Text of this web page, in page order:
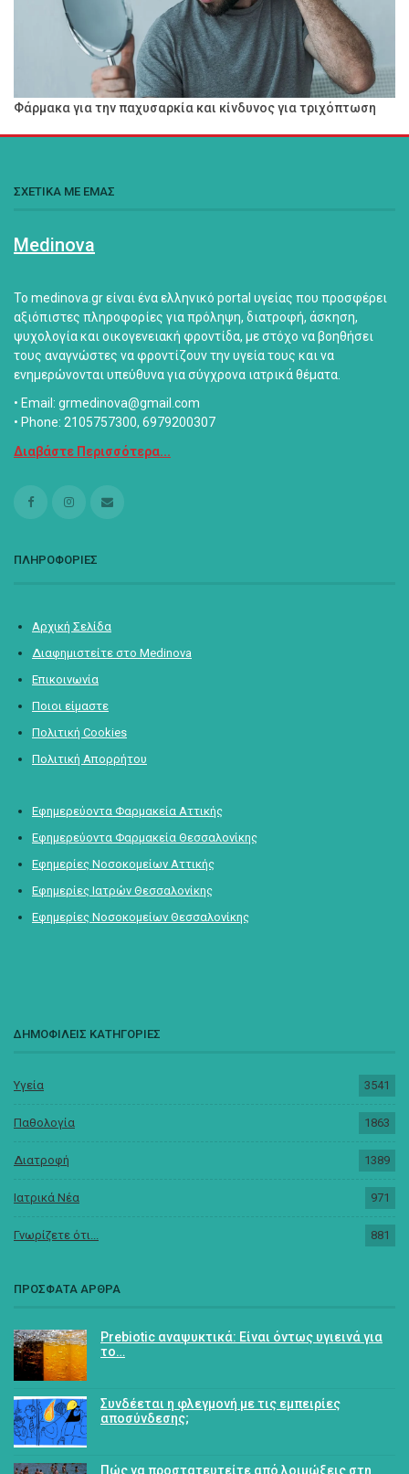
Φάρμακα για την παχυσαρκία και κίνδυνος για τριχόπτωση
ΣΧΕΤΙΚΑ ΜΕ ΕΜΑΣ
Medinova
Το medinova.gr είναι ένα ελληνικό portal υγείας που προσφέρει
αξιόπιστες πληροφορίες για πρόληψη, διατροφή, άσκηση,
ψυχολογία και οικογενειακή φροντίδα, με στόχο να βοηθήσει
τους αναγνώστες να φροντίζουν την υγεία τους και να
ενημερώνονται υπεύθυνα για σύγχρονα ιατρικά θέματα.
• Email: grmedinova@gmail.com
• Phone: 2105757300, 6979200307
Διαβάστε Περισσότερα...
ΠΛΗΡΟΦΟΡΙΕΣ
Αρχική Σελίδα
Διαφημιστείτε στο Medinova
Επικοινωνία
Ποιοι είμαστε
Πολιτική Cookies
Πολιτική Απορρήτου
Εφημερεύοντα Φαρμακεία Αττικής
Εφημερεύοντα Φαρμακεία Θεσσαλονίκης
Εφημερίες Νοσοκομείων Αττικής
Εφημερίες Ιατρών Θεσσαλονίκης
Εφημερίες Νοσοκομείων Θεσσαλονίκης
ΔΗΜΟΦΙΛΕΙΣ ΚΑΤΗΓΟΡΙΕΣ
Υγεία 3541
Παθολογία 1863
Διατροφή 1389
Ιατρικά Νέα 971
Γνωρίζετε ότι... 881
ΠΡΟΣΦΑΤΑ ΑΡΘΡΑ
Prebiotic αναψυκτικά: Είναι όντως υγιεινά για
το…
Συνδέεται η φλεγμονή με τις εμπειρίες
αποσύνδεσης;
Πώς να προστατευτείτε από λοιμώξεις στη